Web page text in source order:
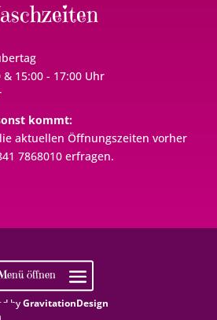
& 15:00 - 17:00 Uhr
kommt:
aktuellen Öffnungszeiten vorher
7868010 erfragen.
byGravitationDesign